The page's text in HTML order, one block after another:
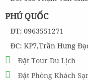
PHÚ QUỐC
ĐT: 0963551271
ĐC: KP7,Trần Hưng
Đặt Tour Du Lịch
Đặt Phòng Khách